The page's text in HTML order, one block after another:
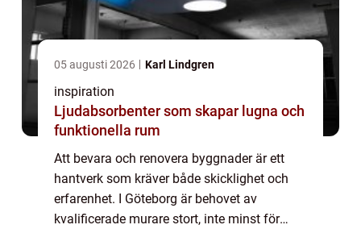
05 augusti 2026 Karl Lindgren
inspiration
Ljudabsorbenter som skapar lugna och
funktionella rum
Att bevara och renovera byggnader är ett
hantverk som kräver både skicklighet och
erfarenhet. I Göteborg är behovet av
kvalificerade murare stort, inte minst för